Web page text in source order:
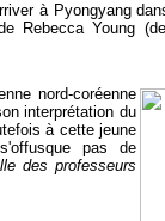
à Pyongyang
Rebecca Young
nord-coréenne
interprétation du
à cette jeune
pas de
des professeurs